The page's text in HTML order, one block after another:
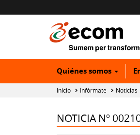
Quiénes somos
Inicio Infórmate Noticias
NOTICIA Nº